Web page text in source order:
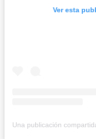
Ver esta